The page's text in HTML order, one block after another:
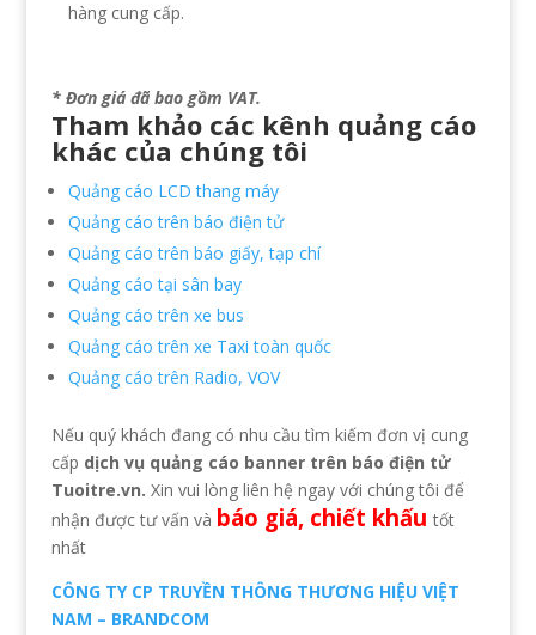
hàng cung cấp.
* Đơn giá đã bao gồm VAT.
Tham khảo các kênh quảng cáo
khác của chúng tôi
Quảng cáo LCD thang máy
Quảng cáo trên báo điện tử
Quảng cáo trên báo giấy, tạp chí
Quảng cáo tại sân bay
Quảng cáo trên xe bus
Quảng cáo trên xe Taxi toàn quốc
Quảng cáo trên Radio, VOV
Nếu quý khách đang có nhu cầu tìm kiếm đơn vị cung
cấp dịch vụ quảng cáo banner trên báo điện tử
Tuoitre.vn. Xin vui lòng liên hệ ngay với chúng tôi để
nhận được tư vấn và báo giá, chiết khấu tốt
nhất
CÔNG TY CP TRUYỀN THÔNG THƯƠNG HIỆU VIỆT
NAM – BRANDCOM